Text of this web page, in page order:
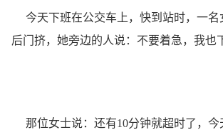
今天下班在公交车上，快到站时，一名
后门挤，她旁边的人说：不要着急，我也
那位女士说：还有10分钟就超时了，今